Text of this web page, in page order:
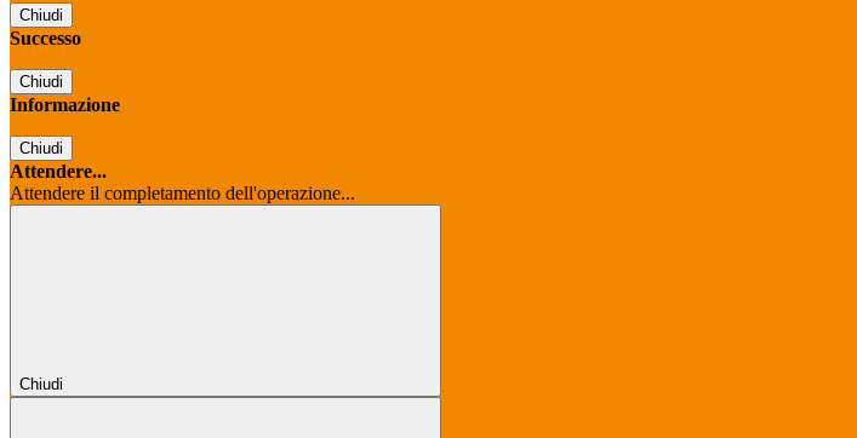
Chiudi
Successo
Chiudi
Informazione
Chiudi
Attendere...
Attendere il completamento dell'operazione...
Chiudi